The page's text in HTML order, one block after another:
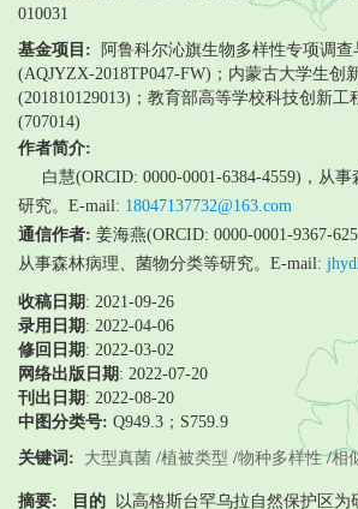
010031
基金项目: 阿鲁科尔沁旗生物多样性专项调查
(AQJYZX-2018TP047-FW)；内蒙古大学生创
(201810129013)；教育部高等学校科技创新
(707014)
作者简介:
白慧(ORCID: 0000-0001-6384-4559)，从
研究。E-mail: 18047137732@163.com
通信作者: 姜海燕(ORCID: 0000-0001-9367-
从事森林病理、菌物分类等研究。E-mail:
收稿日期 : 2021-09-26
录用日期 : 2022-04-06
修回日期 : 2022-03-02
网络出版日期 : 2022-07-20
刊出日期 : 2022-08-20
中图分类号: Q949.3；S759.9
关键词:
大型真菌 /植被类型 /物种多样性/相
摘要: 目的 以高格斯台罕乌拉自然保护区为